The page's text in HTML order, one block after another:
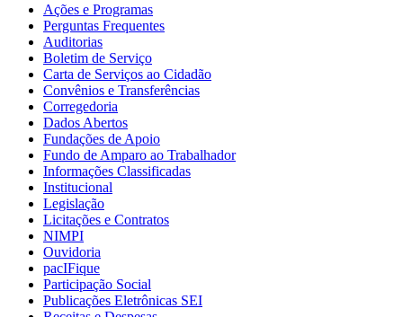
Ações e Programas
Perguntas Frequentes
Auditorias
Boletim de Serviço
Carta de Serviços ao Cidadão
Convênios e Transferências
Corregedoria
Dados Abertos
Fundações de Apoio
Fundo de Amparo ao Trabalhador
Informações Classificadas
Institucional
Legislação
Licitações e Contratos
NIMPI
Ouvidoria
pacIFique
Participação Social
Publicações Eletrônicas SEI